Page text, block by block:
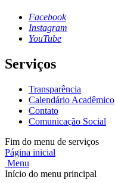
Facebook
Instagram
YouTube
Serviços
Transparência
Calendário Acadêmico
Contato
Comunicação Social
Fim do menu de serviços
Página inicial
Menu
Início do menu principal